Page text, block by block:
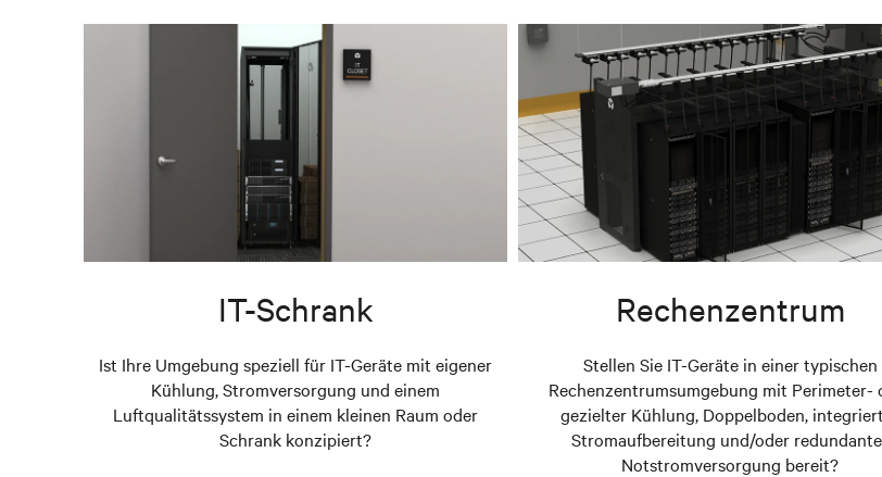
IT-Schrank
Ist Ihre Umgebung speziell für IT-Geräte mit eigener
Kühlung, Stromversorgung und einem
Luftqualitätssystem in einem kleinen Raum oder
Schrank konzipiert?
Rechenzentrum
Stellen Sie IT-Geräte in einer typischen
Rechenzentrumsumgebung mit Perimeter-
gezielter Kühlung, Doppelboden,
Stromaufbereitung und/oder
Notstromversorgung bereit?